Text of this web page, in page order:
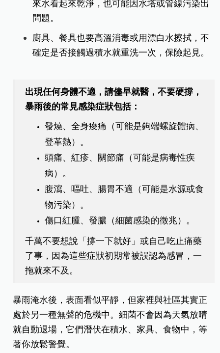
來水看起來乾淨，也可能因水塔或管線污染出
問題。
廚具、餐具也要高溫消毒或用漂白水擦拭，不
確定是否接觸過積水就重洗一次，保險起見。
出現任何身體不適，請儘早就醫，不要硬撐，
暴雨後的常見感染症狀包括：
發燒、全身痠痛（可能是鉤端螺旋體病、
登革熱）。
頭痛、紅疹、關節痛（可能是病毒性疾
病）。
腹瀉、嘔吐、腸胃不適（可能是水源或食
物污染）。
傷口紅腫、發膿（細菌感染的徵兆）。
千萬不要想說「撐一下就好」或自己吃止痛藥
了事，因為這些症狀初期常被誤認為感冒，一
拖就來不及。
暴雨淹水後，表面看似平靜，但家裡與社區其實正
處於另一種無聲的危機中。細菌不會因為天氣放晴
就自動退場，它們潛伏在積水、家具、食物中，等
著你放鬆警覺。